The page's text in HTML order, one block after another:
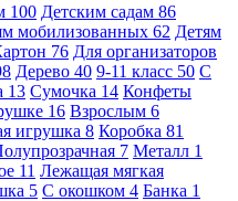
100 Детским садам 86
мобилизованных 62 Детям
76 Для организаторов
Дерево 40 9-11 класс 50 С
13 Сумочка 14 Конфеты
16 Взрослым 6
игрушка 8 Коробка 81
7 Металл 1
11 Лежащая мягкая
5 С окошком 4 Банка 1